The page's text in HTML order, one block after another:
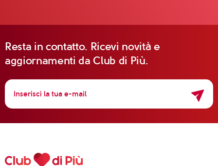
Resta in contatto. Ricevi novità e
aggiornamenti da Club di Più.